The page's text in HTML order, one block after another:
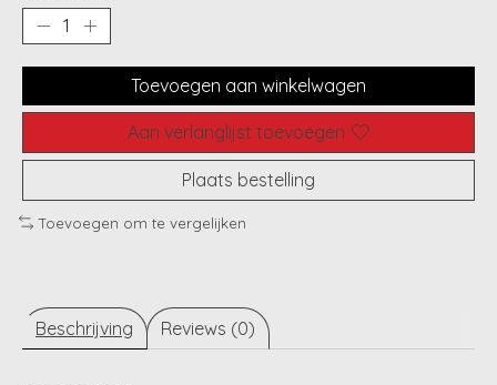
Toevoegen aan winkelwagen
Aan verlanglijst toevoegen
Plaats bestelling
Toevoegen om te vergelijken
Beschrijving Reviews (0)